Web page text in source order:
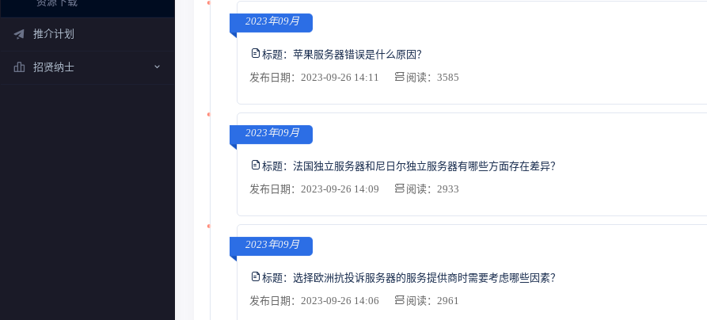
推介计划
招贤纳士
2023年09月
标题： 苹果服务器错误是什么原因？
发布日期：2023-09-26 14:11
阅读：3585
2023年09月
标题： 法国独立服务器和尼日尔独立服务器有哪些方面存在差异？
发布日期：2023-09-26 14:09
阅读：2933
2023年09月
标题： 选择欧洲抗投诉服务器的服务提供商时需要考虑哪些因素？
发布日期：2023-09-26 14:06
阅读：2961